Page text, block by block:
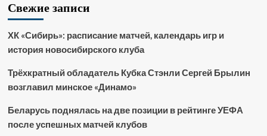
Свежие записи
ХК «Сибирь»: расписание матчей, календарь игр и
история новосибирского клуба
Трёхкратный обладатель Кубка Стэнли Сергей Брылин
возглавил минское «Динамо»
Беларусь поднялась на две позиции в рейтинге УЕФА
после успешных матчей клубов